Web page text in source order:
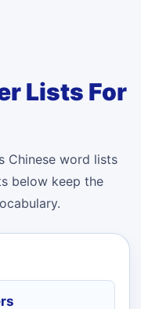
Lists For
Chinese word lists
below keep the